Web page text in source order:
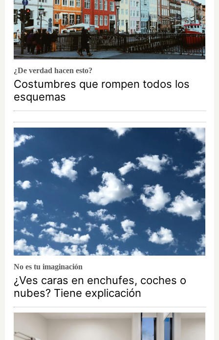
¿De verdad hacen esto?
Costumbres que rompen todos los
esquemas
No es tu imaginación
¿Ves caras en enchufes, coches o
nubes? Tiene explicación